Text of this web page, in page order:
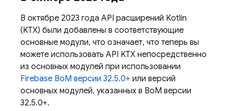
В октябре 2023 года API расширений Kotlin
(KTX) были добавлены в соответствующие
основные модули, что означает, что теперь вы
можете использовать API KTX непосредственно
из основных модулей при использовании
Firebase BoM версии 32.5.0+ или версий
основных модулей, указанных в BoM версии
32.5.0+.